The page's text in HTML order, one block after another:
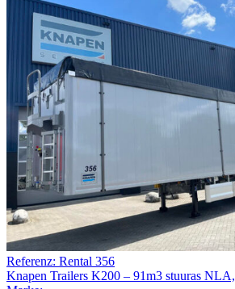
Referenz: Rental 356
Knapen Trailers K200 – 91m3 stuuras